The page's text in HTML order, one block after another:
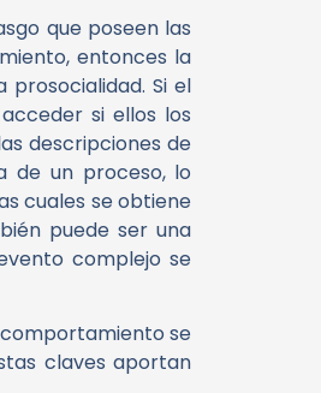
que poseen las
, entonces la
Si el
si ellos los
descripciones de
de un proceso, lo
cuales se obtiene
puede ser una
complejo se
se
claves aportan